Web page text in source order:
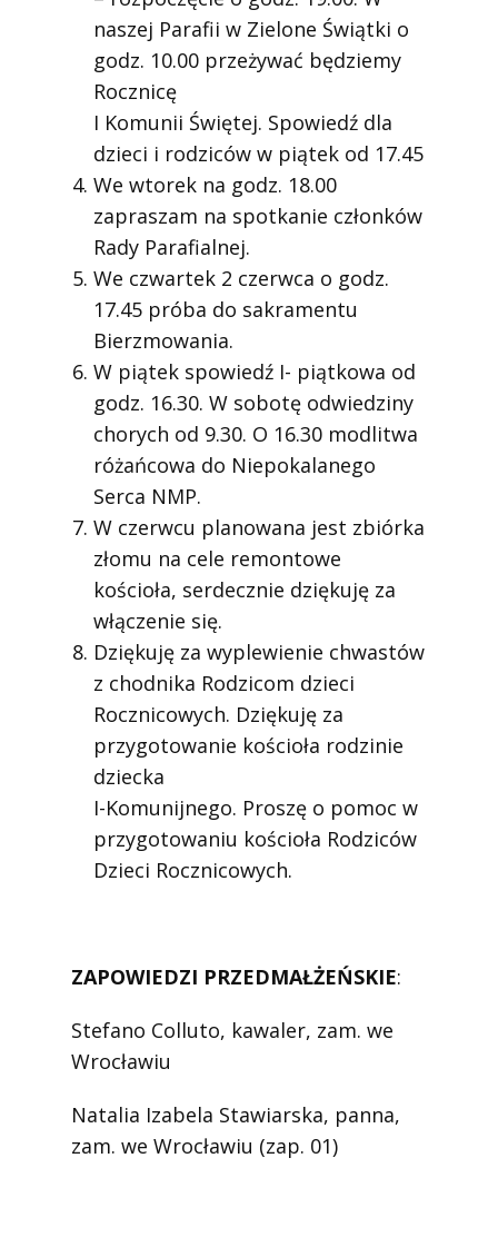
naszej Parafii w Zielone Świątki o
godz. 10.00 przeżywać będziemy
Rocznicę
I Komunii Świętej. Spowiedź dla
dzieci i rodziców w piątek od 17.45
We wtorek na godz. 18.00
zapraszam na spotkanie członków
Rady Parafialnej.
We czwartek 2 czerwca o godz.
17.45 próba do sakramentu
Bierzmowania.
W piątek spowiedź I- piątkowa od
godz. 16.30. W sobotę odwiedziny
chorych od 9.30. O 16.30 modlitwa
różańcowa do Niepokalanego
Serca NMP.
W czerwcu planowana jest zbiórka
złomu na cele remontowe
kościoła, serdecznie dziękuję za
włączenie się.
Dziękuję za wyplewienie chwastów
z chodnika Rodzicom dzieci
Rocznicowych. Dziękuję za
przygotowanie kościoła rodzinie
dziecka
I-Komunijnego. Proszę o pomoc w
przygotowaniu kościoła Rodziców
Dzieci Rocznicowych.
ZAPOWIEDZI PRZEDMAŁŻEŃSKIE:
Stefano Colluto, kawaler, zam. we
Wrocławiu
Natalia Izabela Stawiarska, panna,
zam. we Wrocławiu (zap. 01)